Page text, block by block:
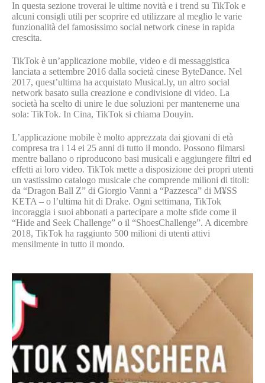
In questa sezione troverai le ultime novità e i trend su TikTok e
alcuni consigli utili per scoprire ed utilizzare al meglio le varie
funzionalità del famosissimo social network cinese in rapida
crescita.
TikTok è un’applicazione mobile, video e di messaggistica
lanciata a settembre 2016 dalla società cinese ByteDance. Nel
2017, quest’ultima ha acquistato Musical.ly, un altro social
network basato sulla creazione e condivisione di video. La
società ha scelto di unire le due soluzioni per mantenerne una
sola: TikTok. In Cina, TikTok si chiama Douyin.
L’applicazione mobile è molto apprezzata dai giovani di età
compresa tra i 14 ei 25 anni di tutto il mondo. Possono filmarsi
mentre ballano o riproducono basi musicali e aggiungere filtri ed
effetti ai loro video. TikTok mette a disposizione dei propri utenti
un vastissimo catalogo musicale che comprende milioni di titoli:
da “Dragon Ball Z” di Giorgio Vanni a “Pazzesca” di M¥SS
KETA – o l’ultima hit di Drake. Ogni settimana, TikTok
incoraggia i suoi abbonati a partecipare a molte sfide come il
“Hide and Seek Challenge” o il “ShoesChallenge”. A dicembre
2018, TikTok ha raggiunto 500 milioni di utenti attivi
mensilmente in tutto il mondo.